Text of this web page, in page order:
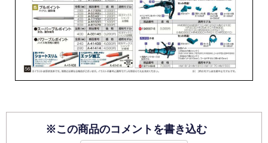
※この商品のコメントを書き込む